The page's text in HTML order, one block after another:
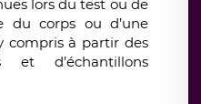
lors du test ou de
du corps ou d’une
compris à partir des
et d’échantillons